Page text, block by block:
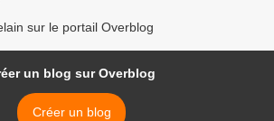
sur le portail Overblog
un blog sur Overblog
Créer un blog